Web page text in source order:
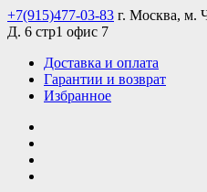
Skip
to
+7(915)477-03-83 г. Москва, м.
Д. 6 стр1 офис 7
Доставка и оплата
Гарантии и возврат
Избранное